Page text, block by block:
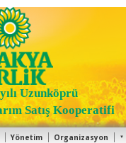
Uzunköprü
Satış Kooperatifi
Yönetim Organizasyon